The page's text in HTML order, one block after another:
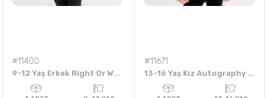
#11400
9-12 Yaş Erkek Right Or Wrong Tshirt
#11671
13-16 Yaş Kız Autography Badi